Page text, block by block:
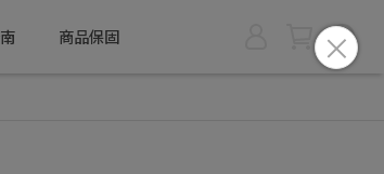
商品保固